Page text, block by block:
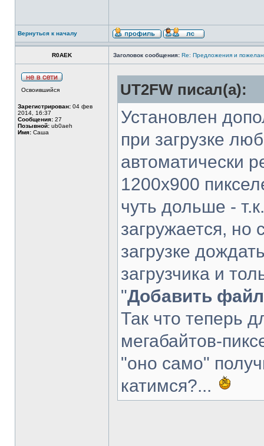
Вернуться к началу
R0AEK Заголовок сообщения: Re: Предложения и
Освоившийся
Зарегистрирован: 04 фев
2014, 16:37
Сообщения: 27
Позывной: ub0aeh
Имя: Саша
UT2FW писал(а):
Установлен
при загрузке
автоматически
1200х900
чуть дольше -
загружается, но
загрузке
загрузчика и
"Добавить файл
Так что теперь
мегабайтов-
"оно само"
катимся?...